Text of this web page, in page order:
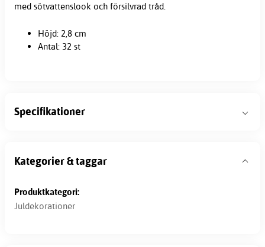
med sötvattenslook och försilvrad tråd.
Höjd: 2,8 cm
Antal: 32 st
Specifikationer
Kategorier & taggar
Produktkategori:
Juldekorationer